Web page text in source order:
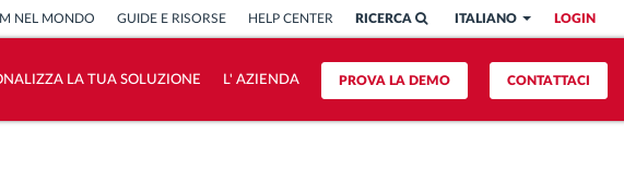
LOGIN
ITALIANO
RICERCA
NEL MONDO GUIDE E RISORSE HELP CENTER
CONTATTACI
PROVA LA DEMO
LA TUA SOLUZIONE L' AZIENDA